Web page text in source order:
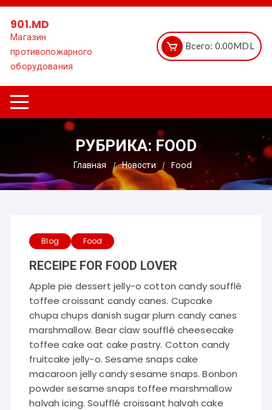
Перейти
содержимому
901.MD
Магазин
противопожарного
оборудования
Всего: 0.00MDL
РУБРИКА: FOOD
Главная Новости Food
Blog Food
RECEIPE FOR FOOD LOVER
Apple pie dessert jelly-o cotton candy soufflé
toffee croissant candy canes. Cupcake
chupa chups danish sugar plum candy canes
marshmallow. Bear claw soufflé cheesecake
toffee cake oat cake pastry. Cotton candy
fruitcake jelly-o. Sesame snaps cake
macaroon jelly candy sesame snaps. Bonbon
powder sesame snaps toffee marshmallow
halvah icing. Soufflé croissant halvah cake